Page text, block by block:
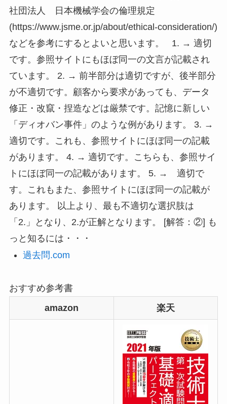
社団法人 日本機械学会の倫理規定
(https://www.jsme.or.jp/about/ethical-consideration/)
などを参考にするとよいと思います。 1. → 適切
です。参照サイトにもほぼ同一の文言が記載され
ています。 2. → 前半部分は適切ですが、後半部分
が不適切です。顧客から要求があっても、データ
修正・改竄・捏造などは厳禁です。記憶に新しい
「ディオバン事件」のような例があります。 3. →
適切です。これも、参照サイトにほぼ同一の記載
があります。 4. → 適切です。こちらも、参照サイ
トにほぼ同一の記載があります。 5. → 適切で
す。これもまた、参照サイトにほぼ同一の記載が
あります。 以上より、最も不適切な選択肢は
「2.」となり、2.が正解となります。 [解答：②] も
っと知るには・・・
過去問.com
おすすめ参考書
amazon
楽天